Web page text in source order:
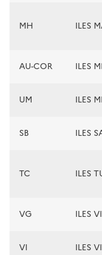
MH ILES
AU-COR ILES
UM ILES
SB ILES
TC ILES
VG ILES
VI ILES